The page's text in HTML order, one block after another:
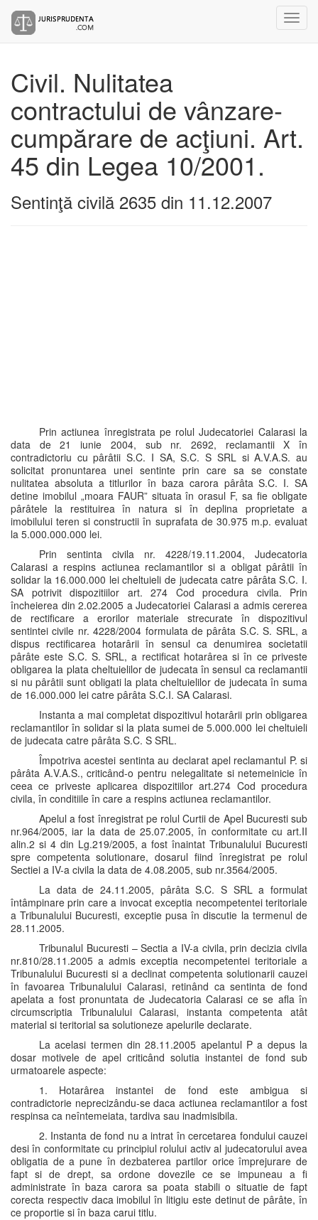
Civil. Nulitatea
contractului de vânzare-
cumpărare de acţiuni. Art.
45 din Legea 10/2001.
Sentinţă civilă 2635 din 11.12.2007
Prin actiunea înregistrata pe rolul Judecatoriei Calarasi la
data de 21 iunie 2004, sub nr. 2692, reclamantii X în
contradictoriu cu pârâtii S.C. I SA, S.C. S SRL si A.V.A.S. au
solicitat pronuntarea unei sentinte prin care sa se constate
nulitatea absoluta a titlurilor în baza carora pârâta S.C. I. SA
detine imobilul „moara FAUR” situata în orasul F, sa fie obligate
pârâtele la restituirea în natura si în deplina proprietate a
imobilului teren si constructii în suprafata de 30.975 m.p. evaluat
la 5.000.000.000 lei.
Prin sentinta civila nr. 4228/19.11.2004, Judecatoria
Calarasi a respins actiunea reclamantilor si a obligat pârâtii în
solidar la 16.000.000 lei cheltuieli de judecata catre pârâta S.C. I.
SA potrivit dispozitiilor art. 274 Cod procedura civila. Prin
încheierea din 2.02.2005 a Judecatoriei Calarasi a admis cererea
de rectificare a erorilor materiale strecurate în dispozitivul
sentintei civile nr. 4228/2004 formulata de pârâta S.C. S. SRL, a
dispus rectificarea hotarârii în sensul ca denumirea societatii
pârâte este S.C. S. SRL, a rectificat hotarârea si în ce priveste
obligarea la plata cheltuielilor de judecata în sensul ca reclamantii
si nu pârâtii sunt obligati la plata cheltuielilor de judecata în suma
de 16.000.000 lei catre pârâta S.C.I. SA Calarasi.
Instanta a mai completat dispozitivul hotarârii prin obligarea
reclamantilor în solidar si la plata sumei de 5.000.000 lei cheltuieli
de judecata catre pârâta S.C. S SRL.
Împotriva acestei sentinta au declarat apel reclamantul P. si
pârâta A.V.A.S., criticând-o pentru nelegalitate si netemeinicie în
ceea ce priveste aplicarea dispozitiilor art.274 Cod procedura
civila, în conditiile în care a respins actiunea reclamantilor.
Apelul a fost înregistrat pe rolul Curtii de Apel Bucuresti sub
nr.964/2005, iar la data de 25.07.2005, în conformitate cu art.II
alin.2 si 4 din Lg.219/2005, a fost înaintat Tribunalului Bucuresti
spre competenta solutionare, dosarul fiind înregistrat pe rolul
Sectiei a IV-a civila la data de 4.08.2005, sub nr.3564/2005.
La data de 24.11.2005, pârâta S.C. S SRL a formulat
întâmpinare prin care a invocat exceptia necompetentei teritoriale
a Tribunalului Bucuresti, exceptie pusa în discutie la termenul de
28.11.2005.
Tribunalul Bucuresti – Sectia a IV-a civila, prin decizia civila
nr.810/28.11.2005 a admis exceptia necompetentei teritoriale a
Tribunalului Bucuresti si a declinat competenta solutionarii cauzei
în favoarea Tribunalului Calarasi, retinând ca sentinta de fond
apelata a fost pronuntata de Judecatoria Calarasi ce se afla în
circumscriptia Tribunalului Calarasi, instanta competenta atât
material si teritorial sa solutioneze apelurile declarate.
La acelasi termen din 28.11.2005 apelantul P a depus la
dosar motivele de apel criticând solutia instantei de fond sub
urmatoarele aspecte:
1. Hotarârea instantei de fond este ambigua si
contradictorie neprecizându-se daca actiunea reclamantilor a fost
respinsa ca neîntemeiata, tardiva sau inadmisibila.
2. Instanta de fond nu a intrat în cercetarea fondului cauzei
desi în conformitate cu principiul rolului activ al judecatorului avea
obligatia de a pune în dezbaterea partilor orice împrejurare de
fapt si de drept, sa ordone dovezile ce se impuneau a fi
administrate în baza carora sa poata stabili o situatie de fapt
corecta respectiv daca imobilul în litigiu este detinut de pârâte, în
ce proportie si în baza carui titlu.